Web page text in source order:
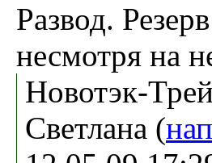
Развод.
несмотря на
Новотэк-
Светлана (